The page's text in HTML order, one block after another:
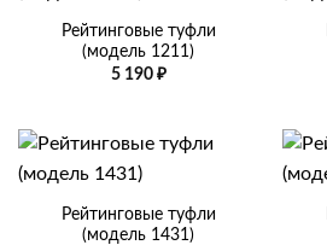
Рейтинговые туфли
(модель 1211)
5 190 ₽
Рейтинговые туфли
(модель 1431)